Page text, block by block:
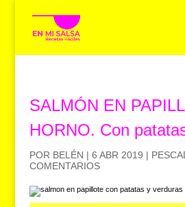
SALMÓN EN
HORNO. Con
POR BELÉN | 6 ABR 2019 |
COMENTARIOS